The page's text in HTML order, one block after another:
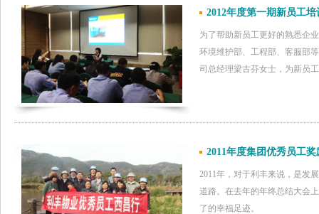
2012年度第一期新员工培
为了帮助新员工更好的熟悉企
环境维护部、工程部、客服部
司总经理梁古芬女士，为新员
2011年度集团优秀员工
2011年，对于利丰来说，是发
道路。在去年的年终总结大会
了的幸福足迹。